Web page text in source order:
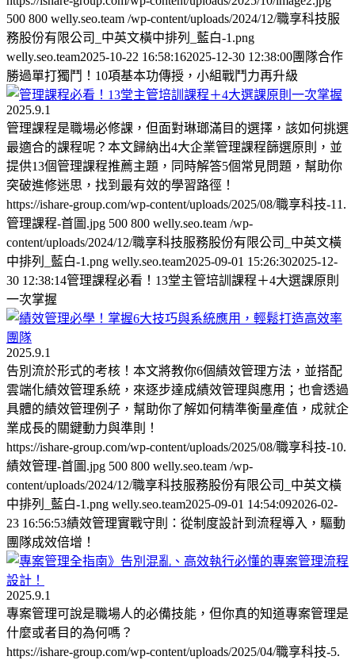
500 800 welly.seo.team /wp-content/uploads/2024/12/職享科技服
務股份有限公司_中英文橫中排列_藍白-1.png
welly.seo.team2025-10-22 16:58:162025-12-30 12:38:00團隊合作
勝過單打獨鬥！10項基本功傳授，小組戰鬥力再升級
2025.9.1
管理課程是職場必修課，但面對琳瑯滿目的選擇，該如何挑選
最適合的課程呢？本文歸納出4大企業管理課程篩選原則，並
提供13個管理課程推薦主題，同時解答5個常見問題，幫助你
突破進修迷思，找到最有效的學習路徑！
https://ishare-group.com/wp-content/uploads/2025/08/職享科技-11.
管理課程-首圖.jpg 500 800 welly.seo.team /wp-
content/uploads/2024/12/職享科技服務股份有限公司_中英文橫
中排列_藍白-1.png welly.seo.team2025-09-01 15:26:302025-12-
30 12:38:14管理課程必看！13堂主管培訓課程＋4大選課原則
一次掌握
2025.9.1
告別流於形式的考核！本文將教你6個績效管理方法，並搭配
雲端化績效管理系統，來逐步達成績效管理與應用；也會透過
具體的績效管理例子，幫助你了解如何精準衡量產值，成就企
業成長的關鍵動力與準則！
https://ishare-group.com/wp-content/uploads/2025/08/職享科技-10.
績效管理-首圖.jpg 500 800 welly.seo.team /wp-
content/uploads/2024/12/職享科技服務股份有限公司_中英文橫
中排列_藍白-1.png welly.seo.team2025-09-01 14:54:092026-02-
23 16:56:53績效管理實戰守則：從制度設計到流程導入，驅動
團隊成效倍增！
2025.9.1
專案管理可說是職場人的必備技能，但你真的知道專案管理是
什麼或者目的為何嗎？
https://ishare-group.com/wp-content/uploads/2025/04/職享科技-5.